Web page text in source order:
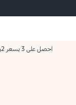
احصل على 3 بسعر 2